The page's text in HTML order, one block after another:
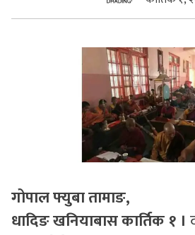
सुचनाहरु
गोपाल फ्युबा तामाङ,
धादिङ खनियाबास कार्तिक १ ।